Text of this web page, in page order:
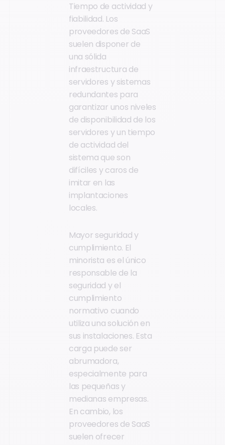
Tiempo de actividad y
fiabilidad. Los
proveedores de SaaS
suelen disponer de
una sólida
infraestructura de
servidores y sistemas
redundantes para
garantizar unos niveles
de disponibilidad de los
servidores y un tiempo
de actividad del
sistema que son
difíciles y caros de
imitar en las
implantaciones
locales.
Mayor seguridad y
cumplimiento. El
minorista es el único
responsable de la
seguridad y el
cumplimiento
normativo cuando
utiliza una solución en
sus instalaciones. Esta
carga puede ser
abrumadora,
especialmente para
las pequeñas y
medianas empresas.
En cambio, los
proveedores de SaaS
suelen ofrecer